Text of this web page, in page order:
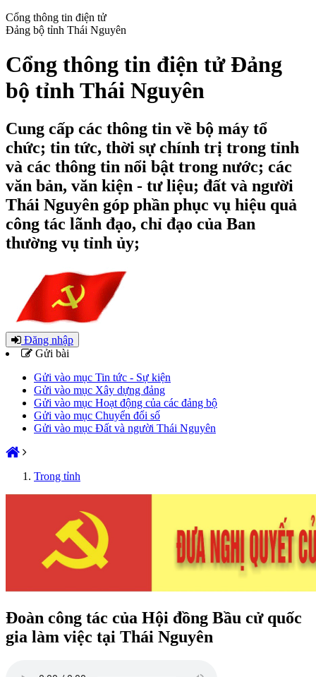
Cổng thông tin điện tử
Đảng bộ tỉnh Thái Nguyên
Cổng thông tin điện tử Đảng
bộ tỉnh Thái Nguyên
Cung cấp các thông tin về bộ máy tổ
chức; tin tức, thời sự chính trị trong tỉnh
và các thông tin nổi bật trong nước; các
văn bản, văn kiện - tư liệu; đất và người
Thái Nguyên góp phần phục vụ hiệu quả
công tác lãnh đạo, chỉ đạo của Ban
thường vụ tỉnh ủy;
Đăng nhập
Gửi bài
Gửi vào mục Tin tức - Sự kiện
Gửi vào mục Xây dựng đảng
Gửi vào mục Hoạt động của các đảng bộ
Gửi vào mục Chuyển đổi số
Gửi vào mục Đất và người Thái Nguyên
Trong tỉnh
Đoàn công tác của Hội đồng Bầu cử quốc
gia làm việc tại Thái Nguyên